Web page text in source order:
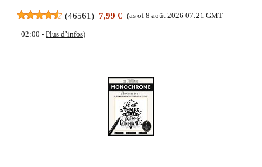
(46561) 7,99 € (as of 8 août 2026 07:21 GMT
+02:00 - Plus d’infos)